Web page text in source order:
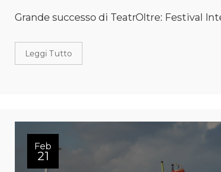
Grande successo di TeatrOltre: Festival
Leggi Tutto
Feb
21